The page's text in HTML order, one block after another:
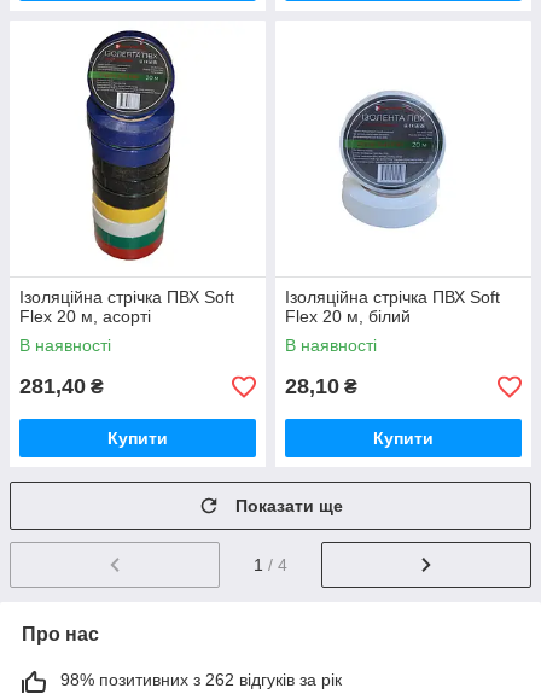
Ізоляційна стрічка ПВХ Soft
Flex 20 м, асорті
В наявності
281,40 ₴
Купити
Ізоляційна стрічка ПВХ Soft
Flex 20 м, білий
В наявності
28,10 ₴
Купити
Показати ще
1 / 4
Про нас
98% позитивних з 262 відгуків за рік